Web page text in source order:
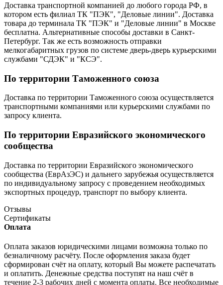
Доставка транспортной компанией до любого города РФ, в
котором есть филиал ТК "ПЭК", "Деловые линии". Доставка
товара до терминала ТК "ПЭК" и "Деловые линии" в Москве
бесплатна. Альтернативные способы доставки в Санкт-
Петербург. Так же есть возможность отправки
мелкогабаритных грузов по системе дверь-дверь курьерскими
службами "СДЭК" и "КСЭ".
По территории Таможенного союза
Доставка по территории Таможенного союза осуществляется
транспортными компаниями или курьерскими службами по
запросу клиента.
По территории Евразийского экономического
сообщества
Доставка по территории Евразийского экономического
сообщества (ЕврАзЭС) и дальнего зарубежья осуществляется
по индивидуальному запросу с проведением необходимых
экспортных процедур, транспорт по выбору клиента.
Отзывы
Сертификаты
Оплата
Оплата заказов юридическими лицами возможна только по
безналичному расчёту. После оформления заказа будет
сформирован счёт на оплату, который Вы можете распечатать
и оплатить. Денежные средства поступят на наш счёт в
течение 2-3 рабочих дней с момента оплаты. Все необходимые